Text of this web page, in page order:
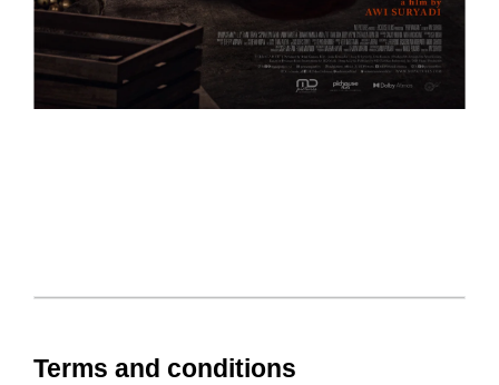
Terms and conditions